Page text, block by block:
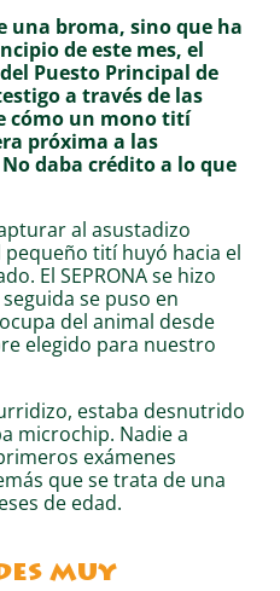
una broma, sino que ha
de este mes, el
Puesto Principal de
a través de las
cómo un mono tití
próxima a las
daba crédito a lo que
al asustadizo
tití huyó hacia el
El SEPRONA se hizo
se puso en
del animal desde
elegido para nuestro
estaba desnutrido
microchip. Nadie a
exámenes
que se trata de una
de edad.
muy